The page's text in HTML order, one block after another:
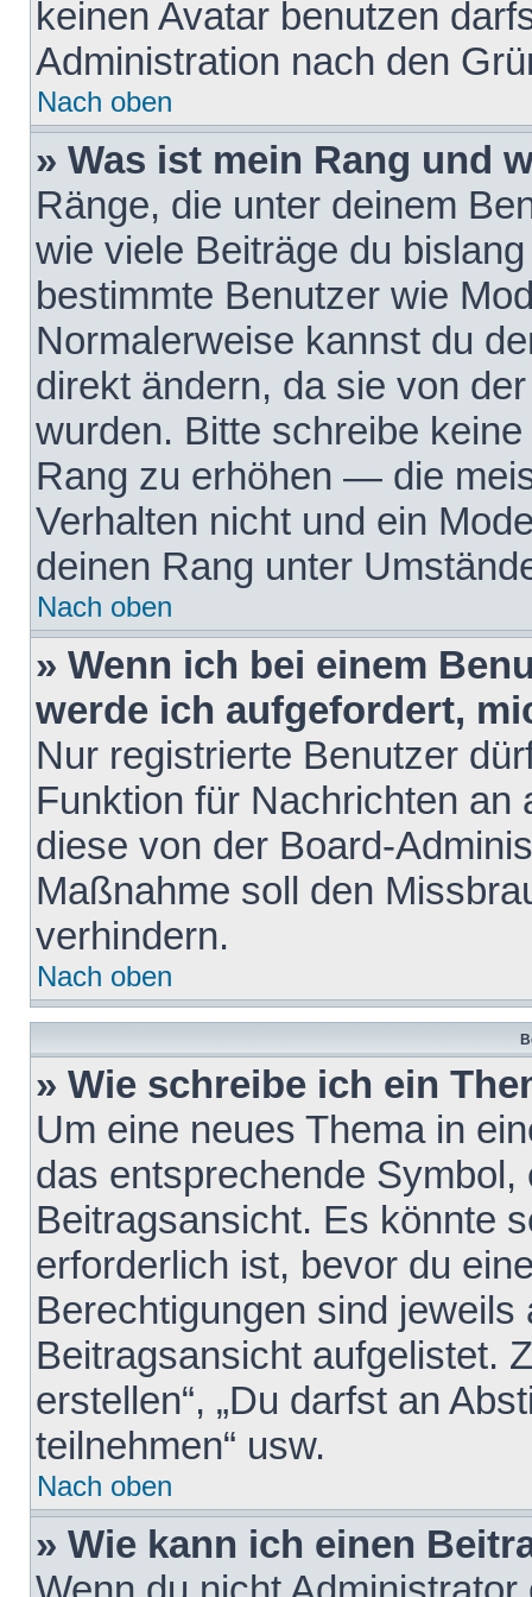
keinen Avatar benutzen
Administration nach den
Nach oben
» Was ist mein Rang und
Ränge, die unter deinem
wie viele Beiträge du
bestimmte Benutzer wie
Normalerweise kannst du
direkt ändern, da sie von
wurden. Bitte schreibe
Rang zu erhöhen — die
Verhalten nicht und ein
deinen Rang unter
Nach oben
» Wenn ich bei einem
werde ich aufgefordert,
Nur registrierte Benutzer
Funktion für Nachrichten
diese von der Board-
Maßnahme soll den
verhindern.
Nach oben
» Wie schreibe ich ein
Um eine neues Thema in
das entsprechende
Beitragsansicht. Es könnte
erforderlich ist, bevor du
Berechtigungen sind
Beitragsansicht aufgelistet.
erstellen“, „Du darfst an
teilnehmen“ usw.
Nach oben
» Wie kann ich einen